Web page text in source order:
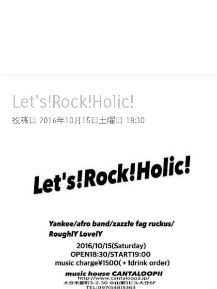
Let's!Rock!Holic!
投稿日 2016年10月15日土曜日 18:30